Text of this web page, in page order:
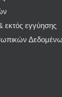
εκτός εγγύησης